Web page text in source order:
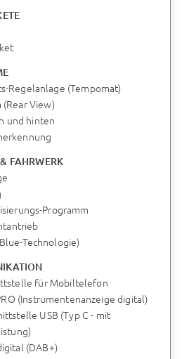
Regelanlage (Tempomat)
(Rear View)
und hinten
FAHRWERK
Programm
Technologie)
für Mobiltelefon
(Instrumentenanzeige digital)
USB (Typ C - mit
(DAB+)